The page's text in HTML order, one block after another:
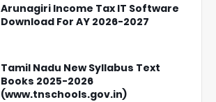
Arunagiri Income Tax IT Software
Download For AY 2026-2027
Tamil Nadu New Syllabus Text
Books 2025-2026
(www.tnschools.gov.in)